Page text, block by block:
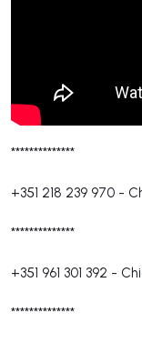
**************
+351 218 239 970 -
**************
+351 961 301 392 -
**************